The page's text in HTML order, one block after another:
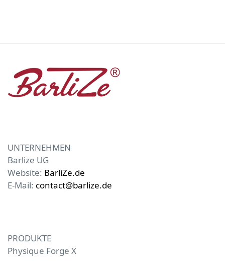
UNTERNEHMEN
Barlize UG
Website: BarliZe.de
E-Mail: contact@barlize.de
PRODUKTE
Physique Forge X